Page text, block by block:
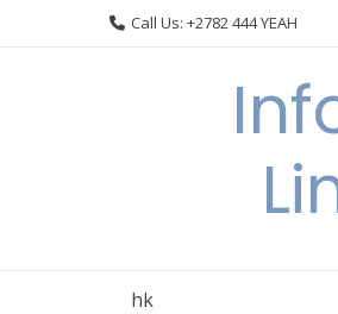
Call Us: +2782 444 YEAH
hk